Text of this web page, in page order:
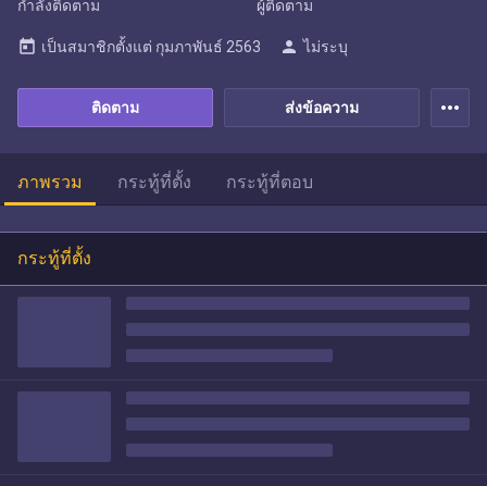
กำลังติดตาม ผู้ติดตาม
ส่งข้อความ
ติดตาม
today เป็นสมาชิกตั้งแต่ กุมภาพันธ์ 2563 person ไม่ระบุ
more_horiz
ภาพรวม กระทู้ที่ตั้ง กระทู้ที่ตอบ
กระทู้ที่ตั้ง